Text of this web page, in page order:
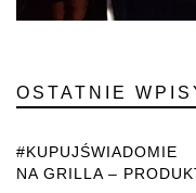
OSTATNIE
#KUPUJŚWIADOMIE
NA GRILLA –